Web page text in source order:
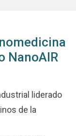
NanoAIR
liderado
de la